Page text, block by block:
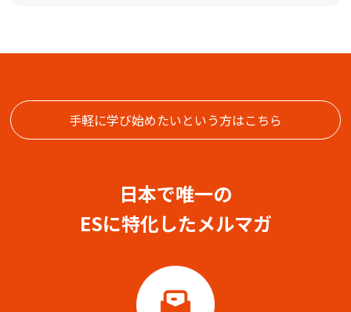
手軽に学び始めたいという方はこちら
日本で唯一の
ESに特化したメルマガ